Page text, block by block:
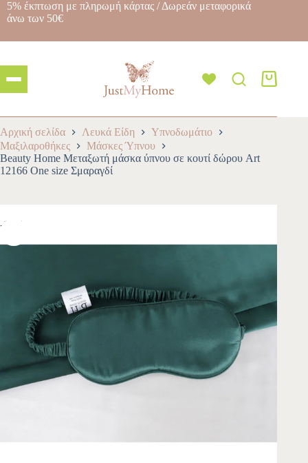
5% έκπτωση με πληρωμή κάρτας / Δωρεάν μεταφορικά
άνω των 50€
Αρχική σελίδα Λευκά Είδη
Υπνοδωμάτιο
Μαξιλαροθήκες
Μάσκες Ύπνου
Beauty Home Μεταξωτή μάσκα ύπνου σε κουτί δώρου Art
12166 One size Σμαραγδί
-10%